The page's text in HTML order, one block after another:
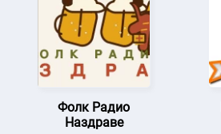
Фолк Радио
Наздраве